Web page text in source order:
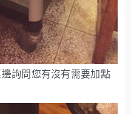
詢問您有沒有需要加點